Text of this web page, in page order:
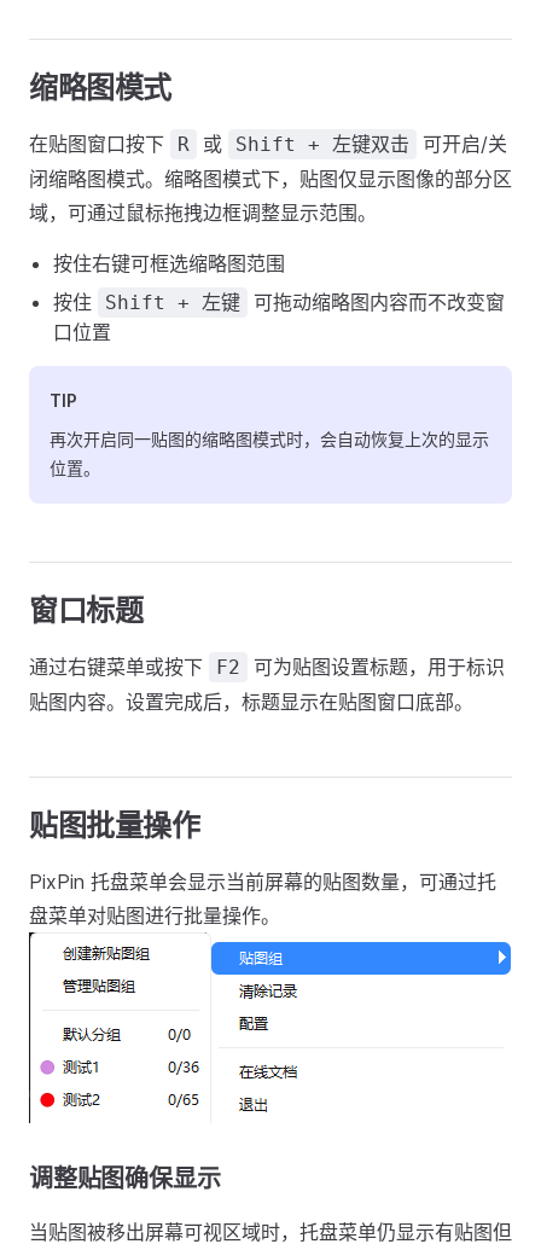
缩略图模式
在贴图窗口按下 R 或 Shift + 左键双击
可开启/关
闭缩略图模式。缩略图模式下，贴图仅显示图像的部分区
域，可通过鼠标拖拽边框调整显示范围。
按住右键可框选缩略图范围
按住
Shift + 左键
可拖动缩略图内容而不改变窗
口位置
TIP
再次开启同一贴图的缩略图模式时，会自动恢复上次的显示
位置。
窗口标题
通过右键菜单或按下 F2
可为贴图设置标题，用于标识
贴图内容。设置完成后，标题显示在贴图窗口底部。
贴图批量操作
PixPin 托盘菜单会显示当前屏幕的贴图数量，可通过托
盘菜单对贴图进行批量操作。
调整贴图确保显示
当贴图被移出屏幕可视区域时，托盘菜单仍显示有贴图但